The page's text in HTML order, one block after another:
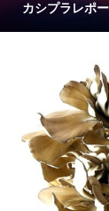
カシプラレポ